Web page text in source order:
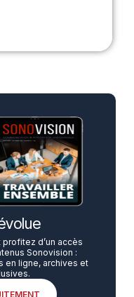
d’un accès
Sonovision :
en ligne, archives et